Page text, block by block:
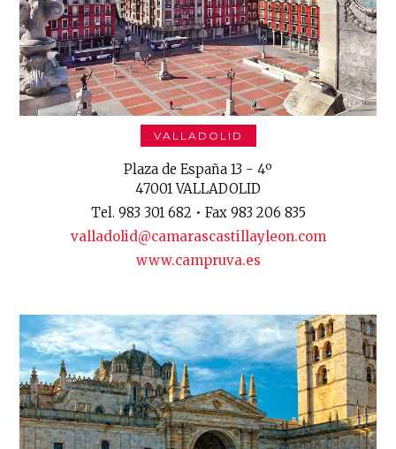
VALLADOLID
Plaza de España 13 - 4º
47001 VALLADOLID
Tel. 983 301 682 • Fax 983 206 835
valladolid@camarascastillayleon.com
www.campruva.es